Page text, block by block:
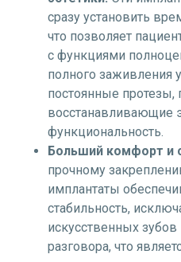
сразу установить
что позволяет
с функциями
полного заживления
постоянные протезы,
восстанавливающие
функциональность.
Больший комфорт и
прочному
имплантаты
стабильность,
искусственных
разговора, что